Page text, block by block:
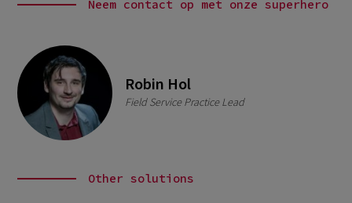
Neem contact op met onze superhero
Robin Hol
Field Service Practice Lead
Other solutions